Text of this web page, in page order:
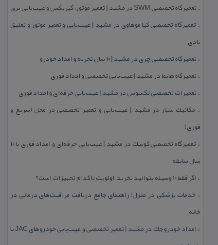
:: تعمیرگاه تخصصی SWM در مشهد | تعمیر موتور، گیربكس و عیب‌یابی برق
:: تعمیرگاه تخصصی كیا موهاوی در مشهد | عیب‌یابی و تعمیر موتور و تعلیق
بادی
:: تعمیرگاه تخصصی چری در مشهد | ۱۰ سال تجربه و امداد خودرو
:: تعمیرگاه هایما در مشهد | عیب‌یابی تخصصی و امداد فوری
:: تعمیرات تخصصی لكسوس در مشهد | عیب‌یابی حرفه‌ای و امداد فوری
:: مكانیك سیار در مشهد | عیب‌یابی و تعمیر تخصصی در محل (سریع و
فوری)
::
تعمیرگاه تخصصی كوییك در مشهد | عیب‌یابی حرفه‌ای و امداد فوری با ۱۰
سال سابقه
:: اگر فقط 10 وسیله بتوانید بخرید، اولویت با كدام تجهیزات است؟
:: خدمات پزشكی در منزل؛ راهنمای جامع دریافت مراقبت‌های درمانی در
خانه
::
امداد خودرو جك در مشهد | تعمیر تخصصی و عیب‌یابی خودروهای JAC با